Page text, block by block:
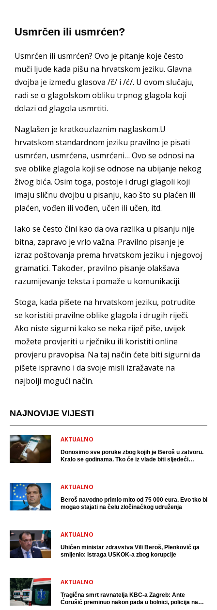
Usmrčen ili usmrćen?
Usmrćen ili usmrćen? Ovo je pitanje koje često
muči ljude kada pišu na hrvatskom jeziku. Glavna
dvojba je između glasova /č/ i /ć/. U ovom slučaju,
radi se o glagolskom obliku trpnog glagola koji
dolazi od glagola usmrtiti.
Naglašen je kratkouzlaznim naglaskom.U
hrvatskom standardnom jeziku pravilno je pisati
usmrćen, usmrćena, usmrćeni… Ovo se odnosi na
sve oblike glagola koji se odnose na ubijanje nekog
živog bića. Osim toga, postoje i drugi glagoli koji
imaju sličnu dvojbu u pisanju, kao što su plaćen ili
plaćen, vođen ili vođen, učen ili učen, itd.
Iako se često čini kao da ova razlika u pisanju nije
bitna, zapravo je vrlo važna. Pravilno pisanje je
izraz poštovanja prema hrvatskom jeziku i njegovoj
gramatici. Također, pravilno pisanje olakšava
razumijevanje teksta i pomaže u komunikaciji.
Stoga, kada pišete na hrvatskom jeziku, potrudite
se koristiti pravilne oblike glagola i drugih riječi.
Ako niste sigurni kako se neka riječ piše, uvijek
možete provjeriti u rječniku ili koristiti online
provjeru pravopisa. Na taj način ćete biti sigurni da
pišete ispravno i da svoje misli izražavate na
najbolji mogući način.
NAJNOVIJE VIJESTI
AKTUALNO
Donosimo sve poruke zbog kojih je Beroš u zatvoru.
Kralo se godinama. Tko će iz vlade biti sljedeći
AKTUALNO
Beroš navodno primio mito od 75 000 eura. Evo tko bi
mogao stajati na čelu zločinačkog udruženja
AKTUALNO
Uhićen ministar zdravstva Vili Beroš, Plenković ga
smijenio: Istraga USKOK-a zbog korupcije
AKTUALNO
Tragična smrt ravnatelja KBC-a Zagreb: Ante
Ćorušić preminuo nakon pada u bolnici, policija na